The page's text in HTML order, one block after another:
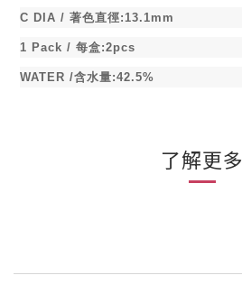
C DIA / 著色直徑:13.1mm
1 Pack / 每盒:2pcs
WATER /含水量:42.5%
了解更多